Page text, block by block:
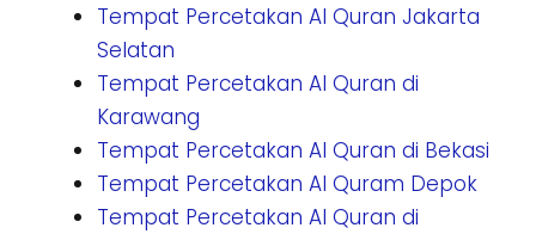
Tempat Percetakan Al Quran Jakarta
Selatan
Tempat Percetakan Al Quran di
Karawang
Tempat Percetakan Al Quran di Bekasi
Tempat Percetakan Al Quram Depok
Tempat Percetakan Al Quran di